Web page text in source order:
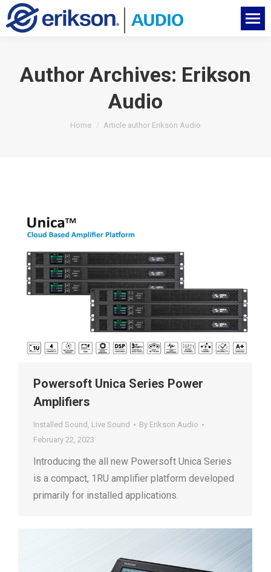
Author Archives: Erikson
Audio
You are here:
Home Article author Erikson Audio
Powersoft Unica Series Power
Amplifiers
Installed Sound , Live Sound By Erikson Audio
February 22, 2023
Introducing the all new Powersoft Unica Series
is a compact, 1RU amplifier platform developed
primarily for installed applications.